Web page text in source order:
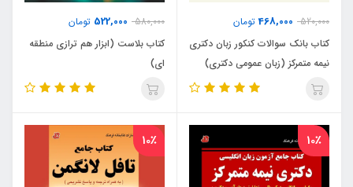
520,000
468,000تومان
کتاب بانک سوالات کنکور زبان دکتری
نیمه متمرکز (زبان عمومی دکتری)
580,000
522,000 تومان
کتاب بلاست (ابزار هم ترازی منطقه
ای)
10٪ 10٪